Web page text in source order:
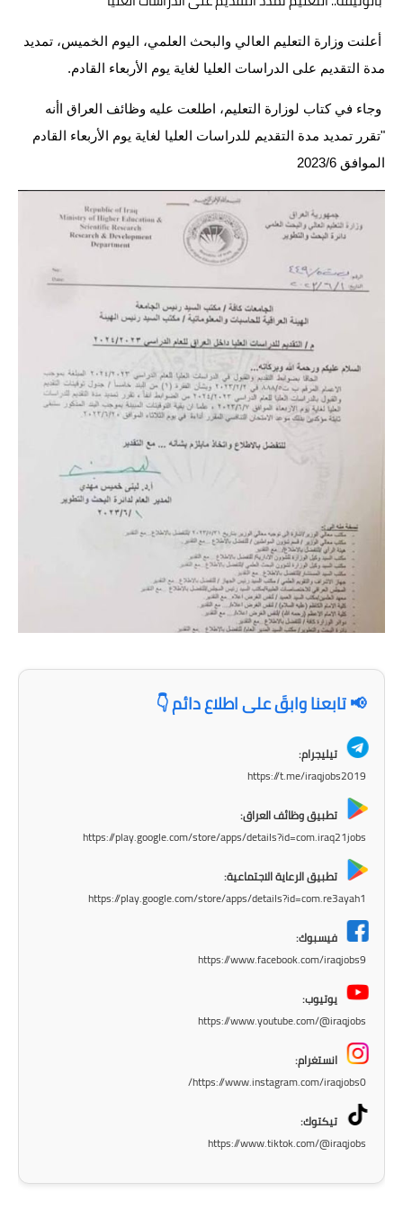
الاخبار الاقتصادية
الاخبار الرياضية
المدارس
نتائج الامتحانات
المرحلة الابتدائية
المرحلة المتوسطة
المرحلة الاعدادية
المرحلة الابتدائية
المرحلة المتوسطة
المرحلة الاعدادية
مرشحات
المرحلة الابتدائية
كتب مدرسية
المرحلة الابتدائية
أعلنت وزارة التعليم العالي والبحث العلمي، اليوم الخميس، تمديد
مدة التقديم على الدراسات العليا لغاية يوم الأربعاء القادم.
وجاء في كتاب لوزارة التعليم، اطلعت عليه وظائف العراق اأنه
"تقرر تمديد مدة التقديم للدراسات العليا لغاية يوم الأربعاء القادم
الموافق 2023/6
📢 تابعنا وابقَ على اطلاع دائم 👇
تيليجرام:
https://t.me/iraqjobs2019
تطبيق وظائف العراق:
https://play.google.com/store/apps/details?id=com.iraq21jobs
تطبيق الرعاية الاجتماعية:
https://play.google.com/store/apps/details?id=com.re3ayah1
فيسبوك:
https://www.facebook.com/iraqjobs9
يوتيوب:
https://www.youtube.com/@iraqjobs
انستغرام:
https://www.instagram.com/iraqjobs0/
تيكتوك:
https://www.tiktok.com/@iraqjobs